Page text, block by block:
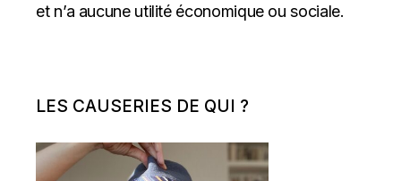
et n’a aucune utilité économique ou sociale.
LES CAUSERIES DE QUI ?